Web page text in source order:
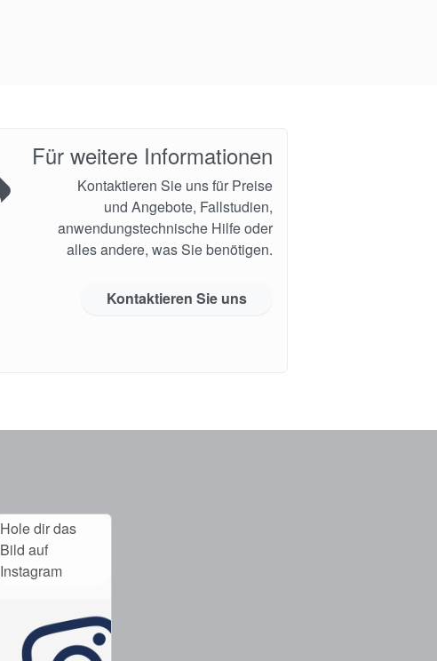
Für weitere Informationen
Kontaktieren Sie uns für Preise
und Angebote, Fallstudien,
anwendungstechnische Hilfe oder
alles andere, was Sie benötigen.
Kontaktieren Sie uns
Hole dir das
Bild auf
Instagram